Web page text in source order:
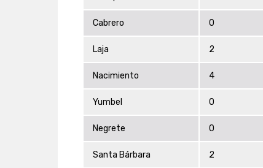
Cabrero 0
Laja 2
Nacimiento 4
Yumbel 0
Negrete 0
Santa Bárbara 2